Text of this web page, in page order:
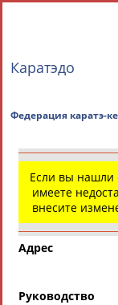
Главная »
СВОДНЫЕ
Каратэдо
Федерация
Если вы нашли
имеете
внесите
Адрес
Руководство